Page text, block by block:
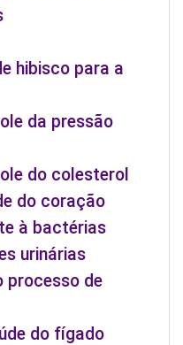
hibisco para a
da pressão
do colesterol
do coração
à bactérias
urinárias
processo de
do fígado